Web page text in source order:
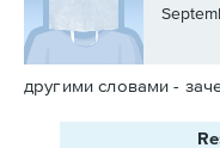
другими словами -